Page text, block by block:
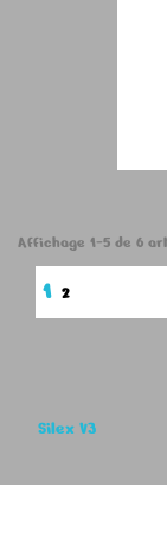
Affichage 1-5 de 6
1 2
Silex V3